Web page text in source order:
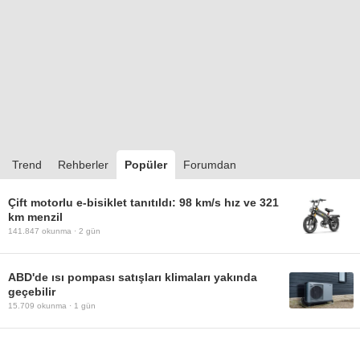
Trend Rehberler Popüler Forumdan
Çift motorlu e-bisiklet tanıtıldı: 98 km/s hız ve 321
km menzil
141.847 okunma · 2 gün
ABD'de ısı pompası satışları klimaları yakında
geçebilir
15.709 okunma · 1 gün